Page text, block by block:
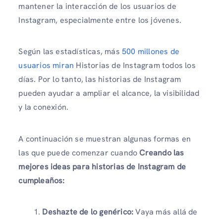
mantener la interacción de los usuarios de
Instagram, especialmente entre los jóvenes.
Según las estadísticas, más 500 millones de
usuarios miran Historias de Instagram todos los
días. Por lo tanto, las historias de Instagram
pueden ayudar a ampliar el alcance, la visibilidad
y la conexión.
A continuación se muestran algunas formas en
las que puede comenzar cuandoCreando las
mejores ideas para historias de Instagram de
cumpleaños:
Deshazte de lo genérico:Vaya más allá de